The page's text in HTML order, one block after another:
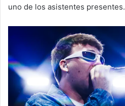
uno de los asistentes presentes.